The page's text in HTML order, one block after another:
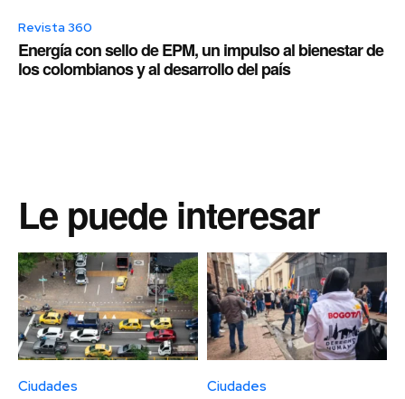
Revista 360
Energía con sello de EPM, un impulso al bienestar de
los colombianos y al desarrollo del país
Le puede interesar
Ciudades Ciudades